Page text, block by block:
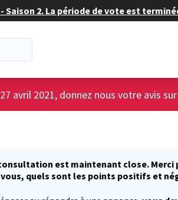
2. La période de vote est
avril 2021, donnez nous votre avis
est maintenant close.
quels sont les points positifs et